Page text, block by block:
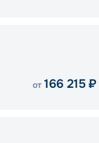
от 166 215 ₽